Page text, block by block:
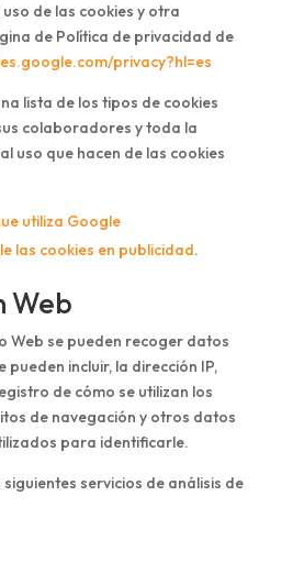
de las cookies y otra
de Política de privacidad de
privacy?hl=es
lista de los tipos de cookies
colaboradores y toda la
uso que hacen de las cookies
utiliza Google
las cookies en publicidad.
Web
Web se pueden recoger datos
pueden incluir, la dirección IP,
de cómo se utilizan los
de navegación y otros datos
para identificarle.
siguientes servicios de análisis de